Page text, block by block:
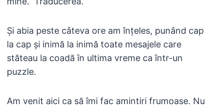
Și abia peste câteva ore am înțeles, punând cap
la cap și inimă la inimă toate mesajele care
stăteau la coadă în ultima vreme ca într-un
puzzle.
Am venit aici ca să îmi fac amintiri frumoase. Nu